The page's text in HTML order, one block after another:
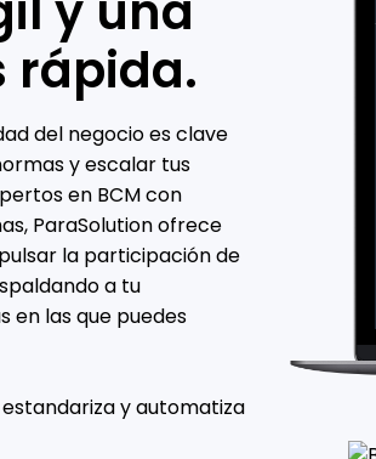
rápida.
del negocio es clave
y escalar tus
en BCM con
ParaSolution ofrece
la participación de
a tu
en las que puedes
y automatiza